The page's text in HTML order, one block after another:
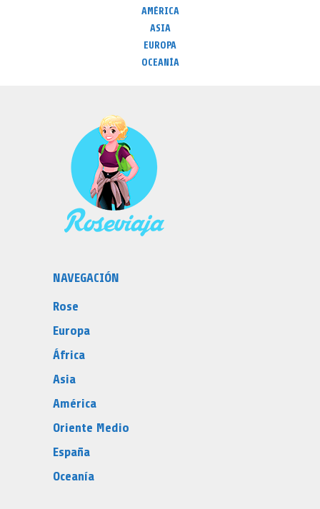
AMÉRICA
ASIA
EUROPA
OCEANÍA
NAVEGACIÓN
Rose
Europa
África
Asia
América
Oriente Medio
España
Oceanía